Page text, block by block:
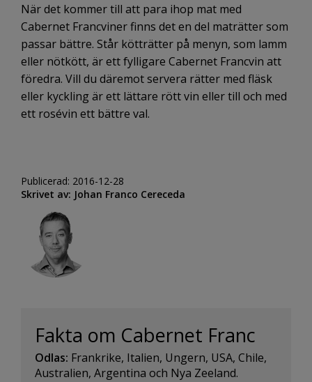
När det kommer till att para ihop mat med
Cabernet Francviner finns det en del maträtter som
passar bättre. Står kötträtter på menyn, som lamm
eller nötkött, är ett fylligare Cabernet Francvin att
föredra. Vill du däremot servera rätter med fläsk
eller kyckling är ett lättare rött vin eller till och med
ett rosévin ett bättre val.
Publicerad: 2016-12-28
Skrivet av: Johan Franco Cereceda
Fakta om Cabernet Franc
Odlas: Frankrike, Italien, Ungern, USA, Chile,
Australien, Argentina och Nya Zeeland.